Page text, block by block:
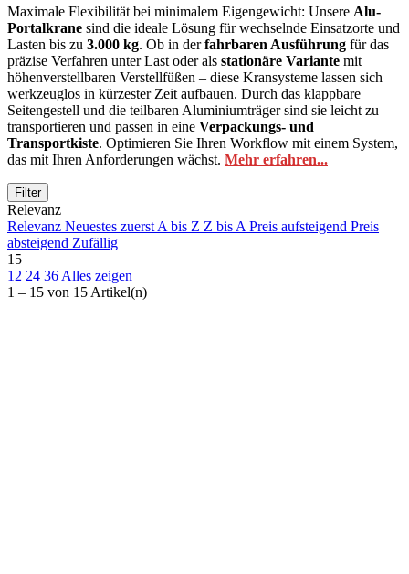
Maximale Flexibilität bei minimalem Eigengewicht: Unsere Alu-
Portalkrane sind die ideale Lösung für wechselnde Einsatzorte und
Lasten bis zu 3.000 kg. Ob in derfahrbaren Ausführung für das
präzise Verfahren unter Last oder als stationäre Variante mit
höhenverstellbaren Verstellfüßen – diese Kransysteme lassen sich
werkzeuglos in kürzester Zeit aufbauen. Durch das klappbare
Seitengestell und die teilbaren Aluminiumträger sind sie leicht zu
transportieren und passen in eine Verpackungs- und
Transportkiste. Optimieren Sie Ihren Workflow mit einem System,
das mit Ihren Anforderungen wächst. Mehr erfahren...
Ausgewählte Filter
Alle Filter entfernen
Preis
€
Inhalt
Filter
Relevanz
Relevanz Neuestes zuerstA bis Z Z bis APreis aufsteigend Preis
absteigend Zufällig
15
12 24 36Alles zeigen
1 – 15 von 15 Artikel(n)